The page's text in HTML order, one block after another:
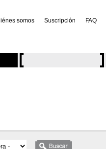
somos Suscripción FAQ